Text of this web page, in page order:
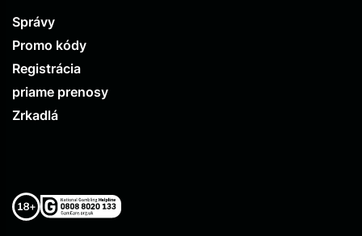
Správy
Promo kódy
Registrácia
priame prenosy
Zrkadlá